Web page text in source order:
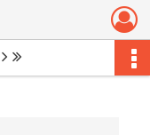
Page suivante : 1/3